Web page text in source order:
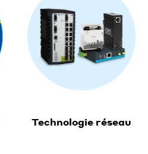
Technologie réseau